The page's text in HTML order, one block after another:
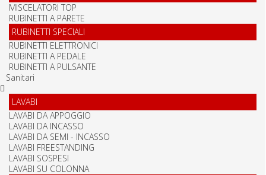
MISCELATORI TOP
RUBINETTI A PARETE
RUBINETTI SPECIALI
RUBINETTI ELETTRONICI
RUBINETTI A PEDALE
RUBINETTI A PULSANTE
Sanitari
LAVABI
LAVABI DA APPOGGIO
LAVABI DA INCASSO
LAVABI DA SEMI - INCASSO
LAVABI FREESTANDING
LAVABI SOSPESI
LAVABI SU COLONNA